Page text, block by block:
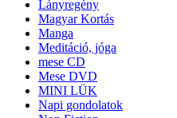
Lányregény
Magyar Kortás
Manga
Meditáció, jóga
mese CD
Mese DVD
MINI LÜK
Napi gondolatok